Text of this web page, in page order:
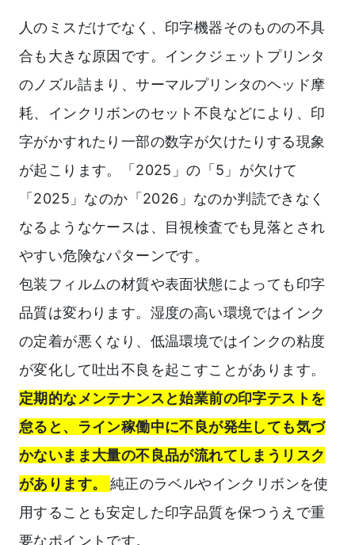
人のミスだけでなく、印字機器そのものの不具
合も大きな原因です。インクジェットプリンタ
のノズル詰まり、サーマルプリンタのヘッド摩
耗、インクリボンのセット不良などにより、印
字がかすれたり一部の数字が欠けたりする現象
が起こります。「2025」の「5」が欠けて
「2025」なのか「2026」なのか判読できなく
なるようなケースは、目視検査でも見落とされ
やすい危険なパターンです。
包装フィルムの材質や表面状態によっても印字
品質は変わります。湿度の高い環境ではインク
の定着が悪くなり、低温環境ではインクの粘度
が変化して吐出不良を起こすことがあります。
定期的なメンテナンスと始業前の印字テストを
怠ると、ライン稼働中に不良が発生しても気づ
かないまま大量の不良品が流れてしまうリスク
があります。 純正のラベルやインクリボンを使
用することも安定した印字品質を保つうえで重
要なポイントです。